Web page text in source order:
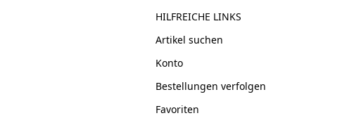
HILFREICHE LINKS
Artikel suchen
Konto
Bestellungen verfolgen
Favoriten